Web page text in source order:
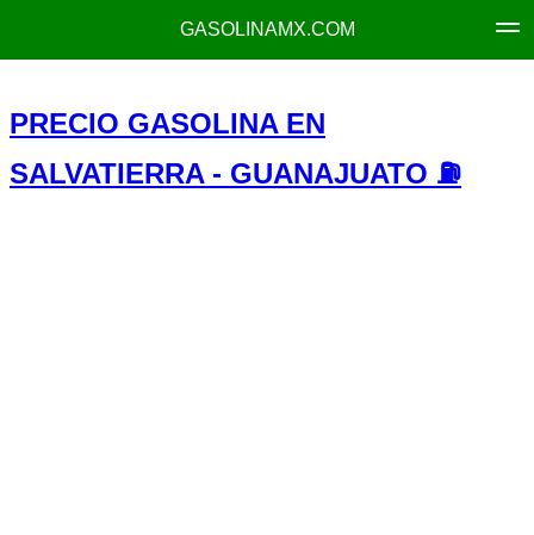
GASOLINAMX.COM
PRECIO GASOLINA EN
SALVATIERRA - GUANAJUATO ⛽